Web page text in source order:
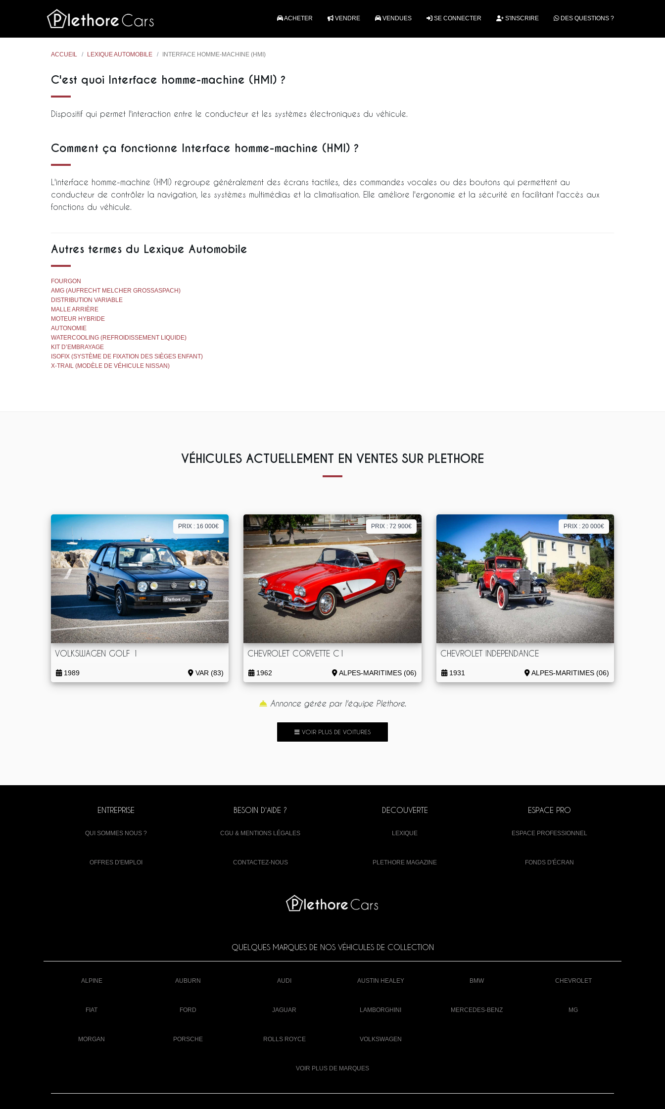
ACHETER VENDRE VENDUES SE CONNECTER S'INSCRIRE DES QUESTIONS ?
ACCUEIL LEXIQUE AUTOMOBILE INTERFACE HOMME-MACHINE (HMI)
C'est quoi Interface homme-machine (HMI) ?
Dispositif qui permet l'interaction entre le conducteur et les systèmes électroniques du véhicule.
Comment ça fonctionne Interface homme-machine (HMI) ?
L'interface homme-machine (HMI) regroupe généralement des écrans tactiles, des commandes vocales ou des boutons qui permettent au
conducteur de contrôler la navigation, les systèmes multimédias et la climatisation. Elle améliore l'ergonomie et la sécurité en facilitant l'accès aux
fonctions du véhicule.
Autres termes du Lexique Automobile
FOURGON
AMG (AUFRECHT MELCHER GROSSASPACH)
DISTRIBUTION VARIABLE
MALLE ARRIÈRE
MOTEUR HYBRIDE
AUTONOMIE
WATERCOOLING (REFROIDISSEMENT LIQUIDE)
KIT D’EMBRAYAGE
ISOFIX (SYSTÈME DE FIXATION DES SIÈGES ENFANT)
X-TRAIL (MODÈLE DE VÉHICULE NISSAN)
VÉHICULES ACTUELLEMENT EN VENTES SUR PLETHORE
PRIX : 16 000€
VOLKSWAGEN GOLF 1
1989 VAR (83)
PRIX : 72 900€
CHEVROLET CORVETTE C1
1962 ALPES-MARITIMES (06)
PRIX : 20 000€
CHEVROLET INDEPENDANCE
1931 ALPES-MARITIMES (06)
Annonce gérée par l'équipe Plethore.
VOIR PLUS DE VOITURES
ENTREPRISE
QUI SOMMES NOUS ?
OFFRES D'EMPLOI
BESOIN D'AIDE ?
CGU & MENTIONS LÉGALES
CONTACTEZ-NOUS
DECOUVERTE
LEXIQUE
PLETHORE MAGAZINE
ESPACE PRO
ESPACE PROFESSIONNEL
FONDS D'ÉCRAN
QUELQUES MARQUES DE NOS VÉHICULES DE COLLECTION
ALPINE AUBURN AUDI AUSTIN HEALEY BMW CHEVROLET
FIAT FORD JAGUAR LAMBORGHINI MERCEDES-BENZ MG
MORGAN PORSCHE ROLLS ROYCE VOLKSWAGEN
VOIR PLUS DE MARQUES